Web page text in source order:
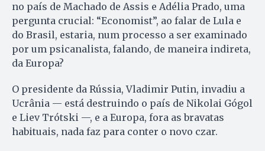
no país de Machado de Assis e Adélia Prado, uma
pergunta crucial: “Economist”, ao falar de Lula e
do Brasil, estaria, num processo a ser examinado
por um psicanalista, falando, de maneira indireta,
da Europa?
O presidente da Rússia, Vladimir Putin, invadiu a
Ucrânia — está destruindo o país de Nikolai Gógol
e Liev Trótski —, e a Europa, fora as bravatas
habituais, nada faz para conter o novo czar.